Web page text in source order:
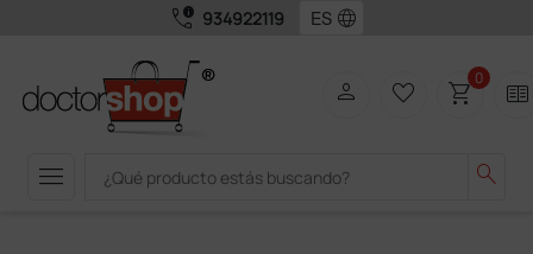
call_quality 934922119 language
menu search
person favorite_border shopping_cart0 two_pager